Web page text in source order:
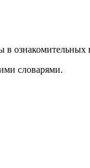
словарями.